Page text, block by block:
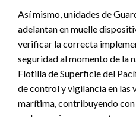
Así mismo, unidades de
adelantan en muelle
verificar la correcta
seguridad al momento de la
Flotilla de Superficie del
de control y vigilancia en las
marítima, contribuyendo